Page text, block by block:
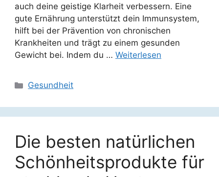
auch deine geistige Klarheit verbessern. Eine
gute Ernährung unterstützt dein Immunsystem,
hilft bei der Prävention von chronischen
Krankheiten und trägt zu einem gesunden
Gewicht bei. Indem du … Weiterlesen
Kategorien
Gesundheit
Die besten natürlichen
Schönheitsprodukte für